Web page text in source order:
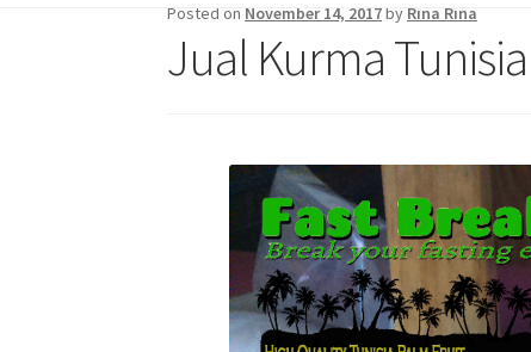
Posted on November 14, 2017by Rina Rina
Jual Kurma